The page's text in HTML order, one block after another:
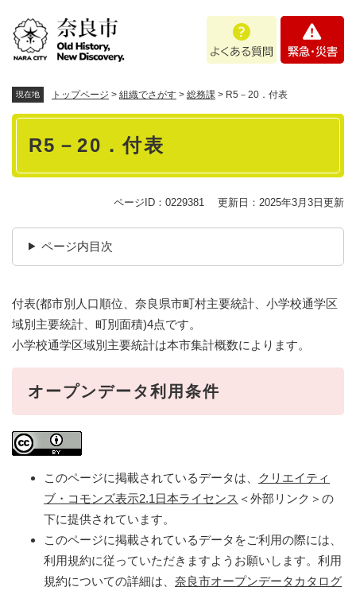
あ
問
・
現在地 トップページ > 組織でさがす > 総務課 > R5－20．付表
本
R5－20．付表
ページID：0229381 更新日：2025年3月3日更新
ページ内目次
付表(都市別人口順位、奈良県市町村主要統計、小学校通学区
域別主要統計、町別面積)4点です。
小学校通学区域別主要統計は本市集計概数によります。
オープンデータ利用条件
このページに掲載されているデータは、
クリエイティ
ブ・コモンズ表示2.1日本ライセンス ＜外部リンク＞ の
下に提供されています。
このページに掲載されているデータをご利用の際には、
利用規約に従っていただきますようお願いします。利用
規約についての詳細は、 奈良市オープンデータカタログ